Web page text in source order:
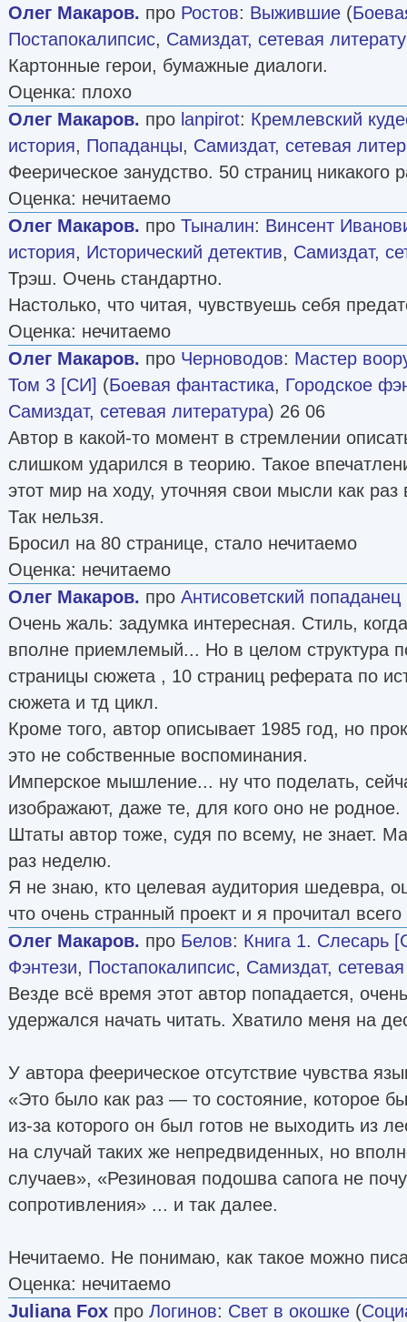
Олег Макаров. про Ростов: Выжившие (
Постапокалипсис, Самиздат, сетевая
Картонные герои, бумажные диалоги.
Оценка: плохо
Олег Макаров. про lanpirot: Кремлевский
история, Попаданцы, Самиздат, сетевая
Феерическое занудство. 50 страниц никакого
Оценка: нечитаемо
Олег Макаров. про Тыналин: Винсент
история, Исторический детектив, Самиздат,
Трэш. Очень стандартно.
Настолько, что читая, чувствуешь себя
Оценка: нечитаемо
Олег Макаров. про Черноводов: Мастер
Том 3 [СИ] (Боевая фантастика, Городское
Самиздат, сетевая литература) 26 06
Автор в какой-то момент в стремлении
слишком ударился в теорию. Такое
этот мир на ходу, уточняя свои мысли как
Так нельзя.
Бросил на 80 странице, стало нечитаемо
Оценка: нечитаемо
Олег Макаров. про Антисоветский попаданец
Очень жаль: задумка интересная. Стиль,
вполне приемлемый... Но в целом структура
страницы сюжета , 10 страниц реферата по
сюжета и тд цикл.
Кроме того, автор описывает 1985 год, но
это не собственные воспоминания.
Имперское мышление... ну что поделать,
изображают, даже те, для кого оно не родное.
Штаты автор тоже, судя по всему, не знает.
раз неделю.
Я не знаю, кто целевая аудитория шедевра,
что очень странный проект и я прочитал
Олег Макаров. про Белов: Книга 1. Слесарь
Фэнтези, Постапокалипсис, Самиздат,
Везде всё время этот автор попадается,
удержался начать читать. Хватило меня на
У автора феерическое отсутствие чувства
«Это было как раз — то состояние, которое
из-за которого он был готов не выходить из
на случай таких же непредвиденных, но
случаев», «Резиновая подошва сапога не
сопротивления» ... и так далее.
Нечитаемо. Не понимаю, как такое можно
Оценка: нечитаемо
Juliana Fox про Логинов: Свет в окошке (